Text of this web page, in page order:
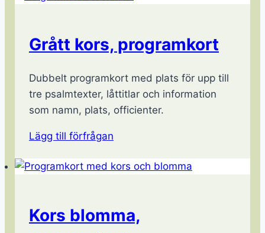
Grått kors, programkort
Dubbelt programkort med plats för upp till
tre psalmtexter, låttitlar och information
som namn, plats, officienter.
Lägg till förfrågan
Kors blomma,